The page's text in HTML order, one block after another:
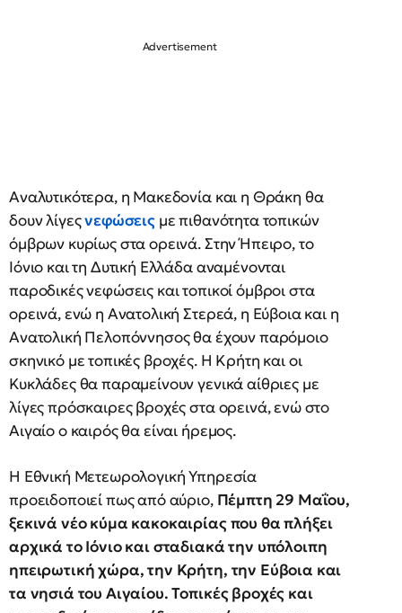
Αναλυτικότερα, η Μακεδονία και η Θράκη θα
δουν λίγεςνεφώσεις με πιθανότητα τοπικών
όμβρων κυρίως στα ορεινά. Στην Ήπειρο, το
Ιόνιο και τη Δυτική Ελλάδα αναμένονται
παροδικές νεφώσεις και τοπικοί όμβροι στα
ορεινά, ενώ η Ανατολική Στερεά, η Εύβοια και η
Ανατολική Πελοπόννησος θα έχουν παρόμοιο
σκηνικό με τοπικές βροχές. Η Κρήτη και οι
Κυκλάδες θα παραμείνουν γενικά αίθριες με
λίγες πρόσκαιρες βροχές στα ορεινά, ενώ στο
Αιγαίο ο καιρός θα είναι ήρεμος.
Η Εθνική Μετεωρολογική Υπηρεσία
προειδοποιεί πως από αύριο, Πέμπτη 29 Μαΐου,
ξεκινά νέο κύμα κακοκαιρίας που θα πλήξει
αρχικά το Ιόνιο και σταδιακά την υπόλοιπη
ηπειρωτική χώρα, την Κρήτη, την Εύβοια και
τα νησιά του Αιγαίου. Τοπικές βροχές και